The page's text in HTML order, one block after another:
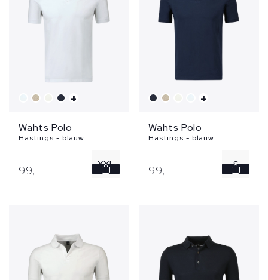
+
Wahts Polo
Hastings - blauw
99,- XXL
+
Wahts Polo
Hastings - blauw
99,- S
XXL
3XL